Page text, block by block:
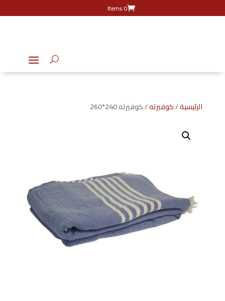
0 Items
الرئيسية/كوفيرته/ كوفيرته 240*260